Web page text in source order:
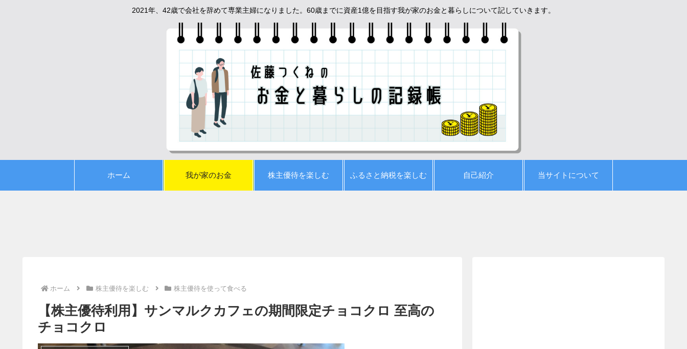
2021年、42歳で会社を辞めて専業主婦になりました。60歳までに資産1億を目指す我が家のお金と暮らしについて記していきます。
ホーム 我が家のお金 株主優待を楽しむ ふるさと納税を楽しむ 自己紹介 当サイトについて
ホーム 株主優待を楽しむ 株主優待を使って食べる
【株主優待利用】サンマルクカフェの期間限定チョコクロ 至高の
チョコクロ